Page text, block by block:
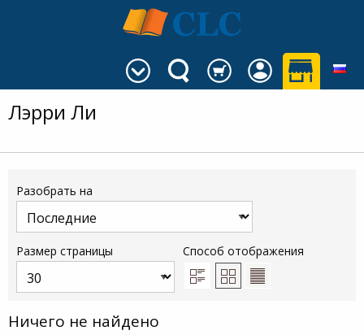
Лэрри Ли
Разобрать на
Размер страницы Способ отображения
Ничего не найдено